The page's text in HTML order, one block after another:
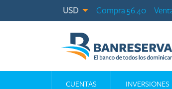
USD Compra 56.40
CUENTAS INVERSIONES